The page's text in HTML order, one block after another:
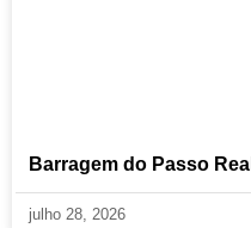
Barragem do Passo Real
julho 28, 2026